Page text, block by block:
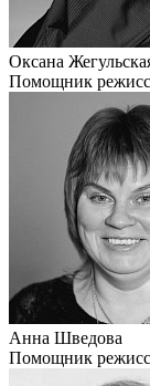
Оксана
Помощник
Анна Шведова
Помощник